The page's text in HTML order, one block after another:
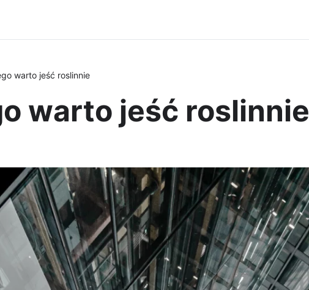
warto jeść roslinnie
warto jeść roslinnie